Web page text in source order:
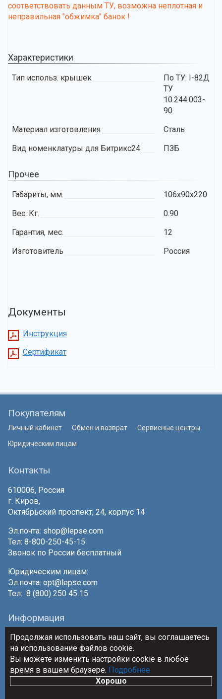
соответствовать данным ТУ, возможна неплотная и
неправильная "обжимка" банок !
Характеристики
Тип использ. крышек
По ТУ: I-82Д
ТУ
10.244.003-
90
Материал изготовления
Сталь
Вид номенклатуры для Битрикс24
ПЗБ
Прочее
Габариты, мм.
106х90х220
Вес. Кг.
0.90
Гарантия, мес.
12
Изготовитель
Россия
Документы
Инструкция
Сертификат
Покупателям
Личный кабинет Обмен и возврат
Сервисные центры
Юридическим лицам
Контакты
610006, Россия
г. Киров,
Октябрьский проспект, 24, корпус 14
Эл.почта: shop@lepse.com
Тел: 8-800-250-45-15
Звонок по России бесплатный
Юридическим лицам:
Эл.почта: opt@lepse.com
Тел: 8 (800) 250 45 15
Информация
О нас
Фирменный магазин
Интернет магазин Лепсе
Политика конфиденциальности
Продолжая использовать наш сайт, вы соглашаетесь
на использование файлов cookie.
Вы можете изменить настройки cookie в любое
время в вашем браузере. Подробнее
Хорошо